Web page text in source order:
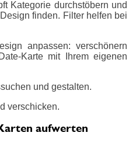
Kategorie durchstöbern und
finden. Filter helfen bei
anpassen: verschönern
Karte mit Ihrem eigenen
und gestalten.
verschicken.
aufwerten